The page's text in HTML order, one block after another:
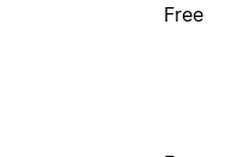
Free